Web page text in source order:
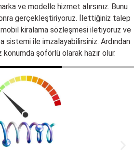
ve modelle hizmet alırsınız. Bunu
gerçekleştiriyoruz. İlettiğiniz talep
kiralama sözleşmesi iletiyoruz ve
sistemi ile imzalayabilirsiniz. Ardından
konumda şoförlü olarak hazır olur.